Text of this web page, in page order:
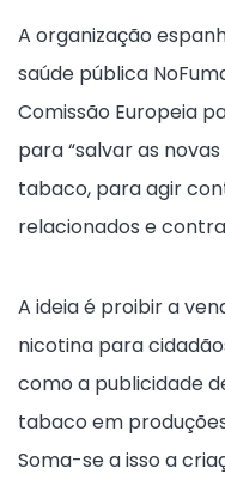
A organização
saúde pública
Comissão Europeia
para “salvar as
tabaco, para agir
relacionados e
A ideia é proibir a
nicotina para
como a publicidade
tabaco em
Soma-se a isso a